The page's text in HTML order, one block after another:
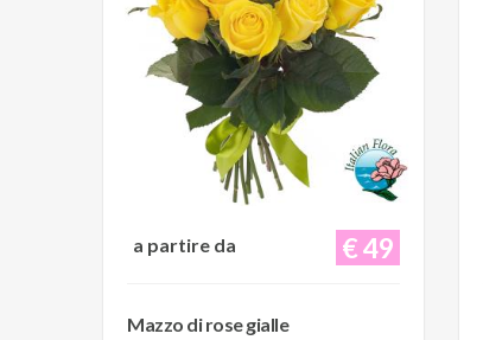
€ 49
a partire da
Mazzo di rose gialle